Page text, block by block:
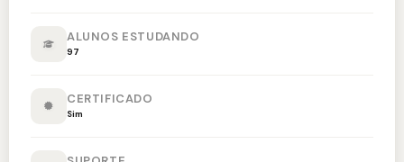
ALUNOS ESTUDANDO
97
CERTIFICADO
Sim